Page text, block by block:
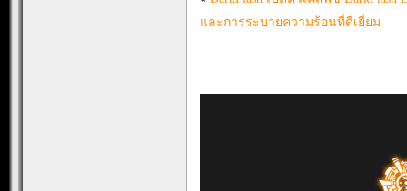
และการระบายความร้อนที่ดีเยี่ยม